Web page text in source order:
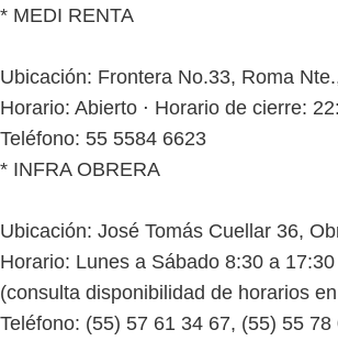
* MEDI RENTA
Ubicación: Frontera No.33, Roma
Horario: Abierto ⋅ Horario de cierre:
Teléfono: 55 5584 6623
* INFRA OBRERA
Ubicación: José Tomás Cuellar 36,
Horario: Lunes a Sábado 8:30 a
(consulta disponibilidad de horarios
Teléfono: (55) 57 61 34 67, (55) 55 78